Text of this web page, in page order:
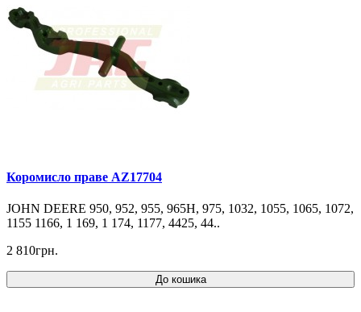
Коромисло праве AZ17704
JOHN DEERE 950, 952, 955, 965H, 975, 1032, 1055, 1065, 1072,
1155 1166, 1 169, 1 174, 1177, 4425, 44..
2 810грн.
До кошика